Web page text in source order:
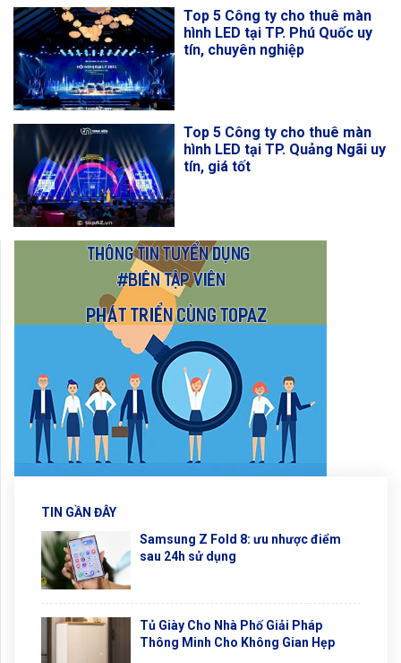
Top 5 Công ty cho thuê màn
hình LED tại TP. Phú Quốc uy
tín, chuyên nghiệp
Top 5 Công ty cho thuê màn
hình LED tại TP. Quảng Ngãi uy
tín, giá tốt
TIN GẦN ĐÂY
Samsung Z Fold 8: ưu nhược điểm
sau 24h sử dụng
Tủ Giày Cho Nhà Phố Giải Pháp
Thông Minh Cho Không Gian Hẹp